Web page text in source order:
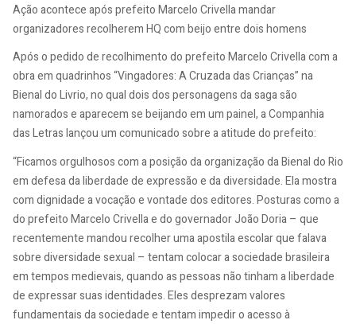
Ação acontece após prefeito Marcelo Crivella mandar
organizadores recolherem HQ com beijo entre dois homens
Após o pedido de recolhimento do prefeito Marcelo Crivella com a
obra em quadrinhos “Vingadores: A Cruzada das Crianças” na
Bienal do Livrio, no qual dois dos personagens da saga são
namorados e aparecem se beijando em um painel, a Companhia
das Letras lançou um comunicado sobre a atitude do prefeito:
“Ficamos orgulhosos com a posição da organização da Bienal do Rio
em defesa da liberdade de expressão e da diversidade. Ela mostra
com dignidade a vocação e vontade dos editores. Posturas como a
do prefeito Marcelo Crivella e do governador João Doria – que
recentemente mandou recolher uma apostila escolar que falava
sobre diversidade sexual – tentam colocar a sociedade brasileira
em tempos medievais, quando as pessoas não tinham a liberdade
de expressar suas identidades. Eles desprezam valores
fundamentais da sociedade e tentam impedir o acesso à